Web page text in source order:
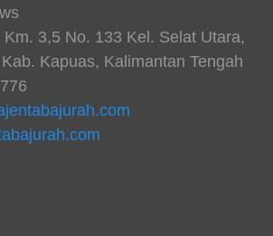
3,5 No. 133 Kel. Selat Utara,
Kapuas, Kalimantan Tengah